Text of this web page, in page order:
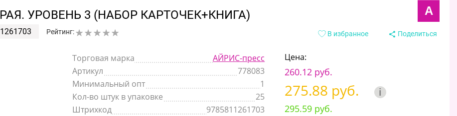
УРОВЕНЬ 3 (НАБОР КАРТОЧЕК+КНИГА) А
Рейтинг: В избранное Поделиться
Торговая марка
АЙРИС-пресс
Артикул
778083
Минимальный опт
1
Кол-во штук в упаковке
25
Штрихкод
9785811261703
Цена:
260.12 руб.
275.88 руб. i
295.59 руб.